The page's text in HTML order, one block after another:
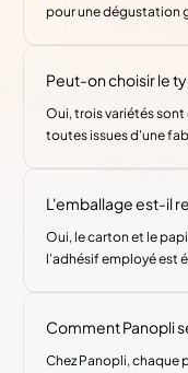
pour une dégustation
Peut-on choisir le
Oui, trois variétés
toutes issues d'une
L'emballage est-il
Oui, le carton et le
l'adhésif employé est
Comment Panopli
Chez Panopli, chaque